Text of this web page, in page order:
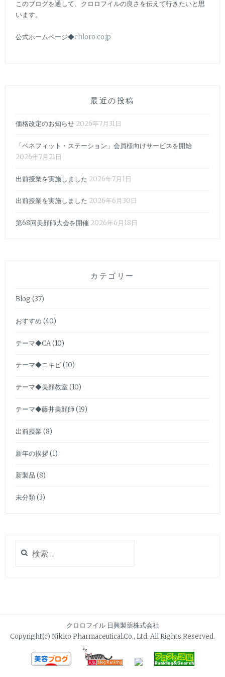
このブログを通して、クロロフイルの良さを伝えて行きたいと思
います。
公式ホームページ◆chloro.co.jp
最近の投稿
価格改定のお知らせ 2026年7月31日
「ベネフィット・ステーション」会員様向けサービスを開始
2026年7月21日
出前授業を実施しました 2026年7月1日
出前授業を実施しました 2026年6月30日
第68回美顔師大会を開催 2026年6月18日
カテゴリー
Blog (37)
おすすめ (40)
テーマ◆CA(10)
テーマ◆ニキビ(10)
テーマ◆美顔教室 (10)
テーマ◆藤井美顔師 (19)
出前授業 (8)
新年の挨拶(1)
新製品 (8)
未分類(3)
索:
クロロフイル 日興製薬株式会社
Copyright(c) Nikko Pharmaceutical.Co., Ltd. All Rights Reserved.